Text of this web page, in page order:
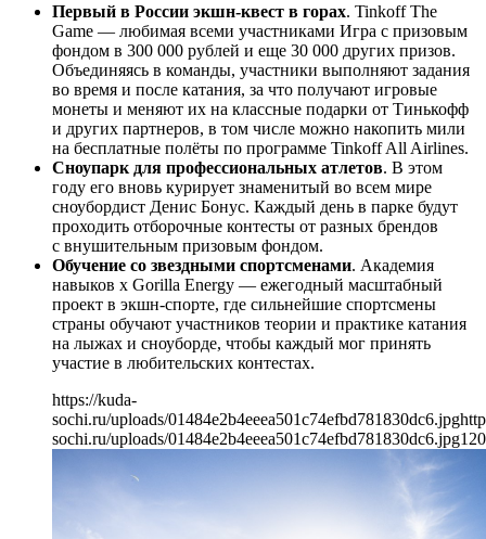
Первый в России экшн-квест в горах. Tinkoff The
Game — любимая всеми участниками Игра с призовым
фондом в 300 000 рублей и еще 30 000 других призов.
Объединяясь в команды, участники выполняют задания
во время и после катания, за что получают игровые
монеты и меняют их на классные подарки от Тинькофф
и других партнеров, в том числе можно накопить мили
на бесплатные полёты по программе Tinkoff All Airlines.
Сноупарк для профессиональных атлетов. В этом
году его вновь курирует знаменитый во всем мире
сноубордист Денис Бонус. Каждый день в парке будут
проходить отборочные контесты от разных брендов
с внушительным призовым фондом.
Обучение со звездными спортсменами. Академия
навыков х Gorilla Energy — ежегодный масштабный
проект в экшн-спорте, где сильнейшие спортсмены
страны обучают участников теории и практике катания
на лыжах и сноуборде, чтобы каждый мог принять
участие в любительских контестах.
https://kuda-
sochi.ru/uploads/01484e2b4eeea501c74efbd781830dc6.jpg
sochi.ru/uploads/01484e2b4eeea501c74efbd781830dc6.jpg